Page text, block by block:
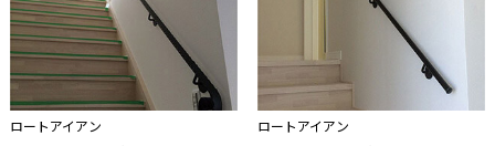
ロートアイアン
ロートアイアン